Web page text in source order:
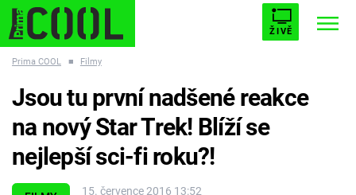
ŽIVĚ
ESCAPE PLNEJ KOTEL AVENGERS 5
Prima COOL ■ Filmy
15. července 2016 13:52
Jsou tu první nadšené reakce
na nový Star Trek! Blíží se
nejlepší sci-fi roku?!